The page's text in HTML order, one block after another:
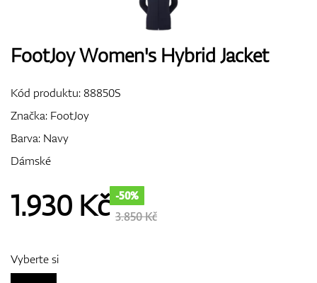
Bagy
Doplňky
FootJoy Women's Hybrid Jacket
Kód produktu:88850S
Značka: FootJoy
Barva: Navy
Dámské
1.930 Kč -50%
3.850 Kč
Vyberte si